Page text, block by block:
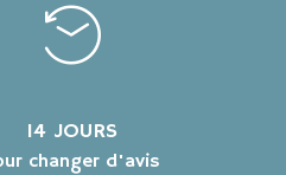
14 JOURS
changer d'avis